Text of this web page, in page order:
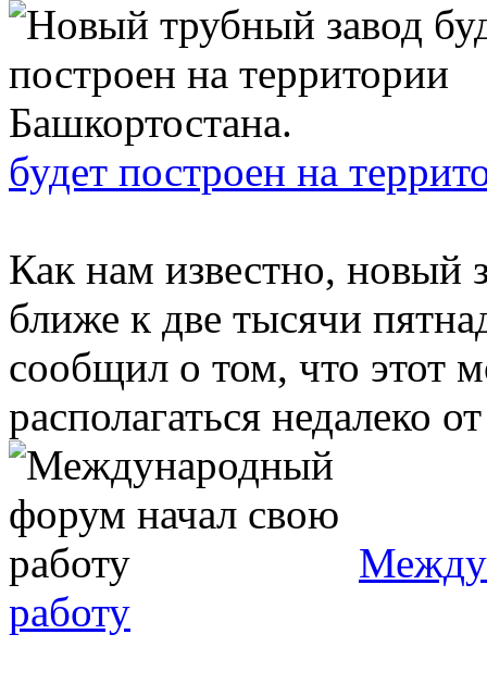
будет построен на
Как нам известно, новый
ближе к две тысячи
сообщил о том, что этот
располагаться недалеко
работу